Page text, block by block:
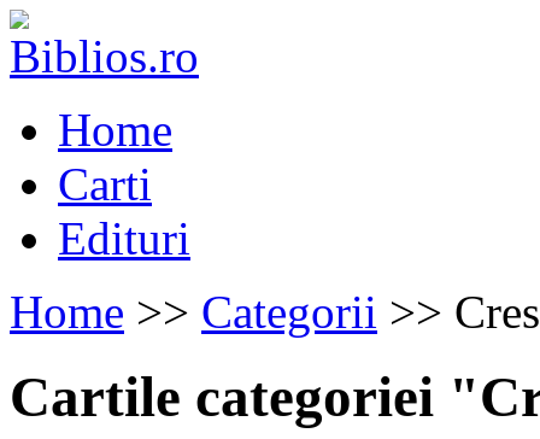
Home
Carti
Edituri
Home >> Categorii >>
Cartile categoriei